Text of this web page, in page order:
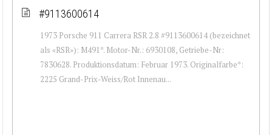
#9113600614
1973 Porsche 911 Carrera RSR 2.8 #9113600614 (bezeichnet
als «RSR»): M491*. Motor-Nr.: 6930108, Getriebe-Nr:
7830628. Produktionsdatum: Februar 1973. Originalfarbe*:
2225 Grand-Prix-Weiss/Rot Innenau...